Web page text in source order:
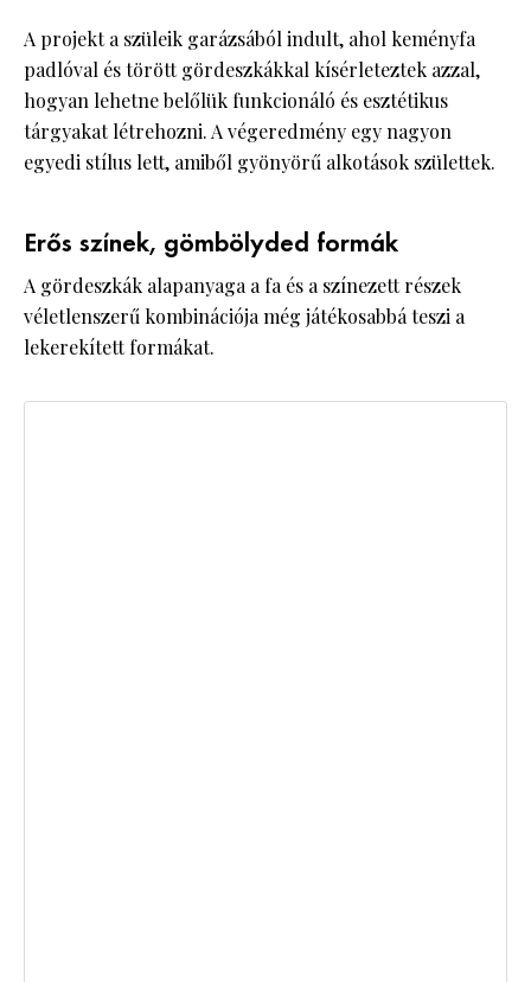
A projekt a szüleik garázsából indult, ahol keményfa
padlóval és törött gördeszkákkal kísérleteztek azzal,
hogyan lehetne belőlük funkcionáló és esztétikus
tárgyakat létrehozni. A végeredmény egy nagyon
egyedi stílus lett, amiből gyönyörű alkotások születtek.
Erős színek, gömbölyded formák
A gördeszkák alapanyaga a fa és a színezett részek
véletlenszerű kombinációja még játékosabbá teszi a
lekerekített formákat.